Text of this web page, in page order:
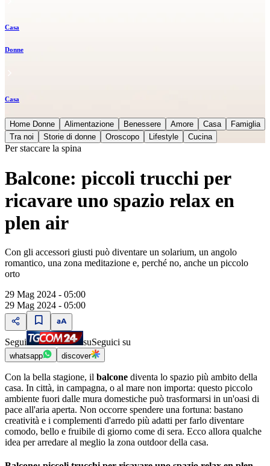
Casa
Donne
Casa
Home Donne Alimentazione Benessere Amore Casa
Famiglia
Tra noi
Storie di donne Oroscopo Lifestyle Cucina
Per staccare la spina
Balcone: piccoli trucchi per
ricavare uno spazio relax en
plen air
Con gli accessori giusti può diventare un solarium, un angolo
romantico, una zona meditazione e, perché no, anche un piccolo
orto
29 Mag 2024 - 05:00
29 Mag 2024 - 05:00
Segui suSeguici su
whatsapp discover
Con la bella stagione, il balcone diventa lo spazio più ambito della
casa. In città, in campagna, o al mare non importa: questo piccolo
ambiente fuori dalle mura domestiche può trasformarsi in un'oasi di
pace all'aria aperta. Non occorre spendere una fortuna: bastano
creatività e i complementi d'arredo più adatti per farlo diventare
comodo, bello e fruibile di giorno come di sera. Ecco allora qualche
idea per arredare al meglio la zona outdoor della casa.